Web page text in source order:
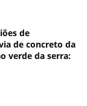
de
de concreto da
verde da serra: